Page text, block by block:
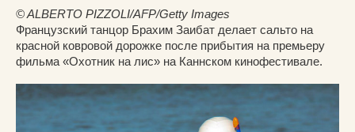
© ALBERTO PIZZOLI/AFP/Getty Images
Французский танцор Брахим Заибат делает сальто на
красной ковровой дорожке после прибытия на премьеру
фильма «Охотник на лис» на Каннском кинофестивале.